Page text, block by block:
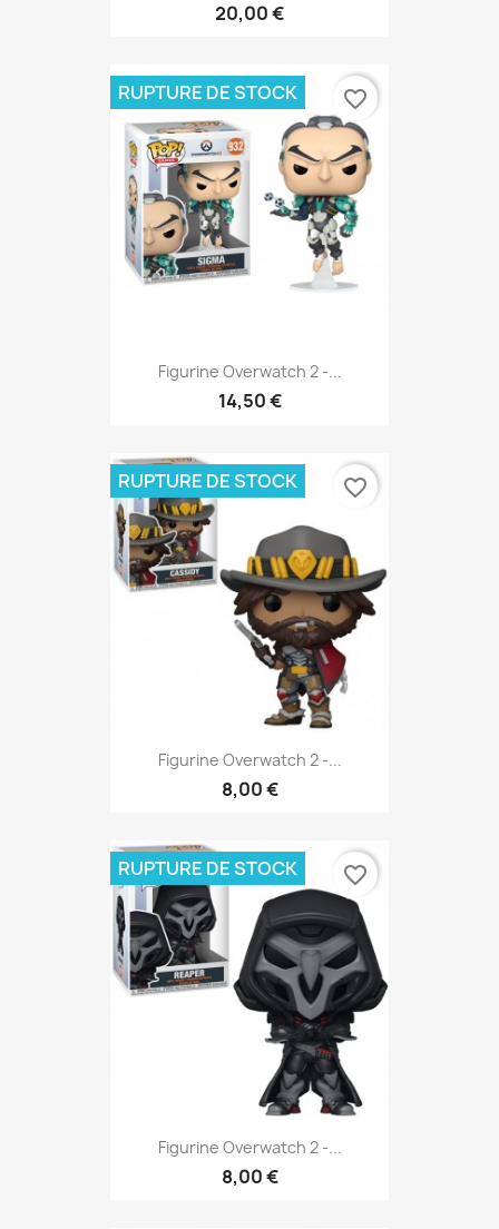
20,00 €
Figurine Overwatch 2 -...
14,50 €
RUPTURE DE STOCK favorite_border
Figurine Overwatch 2 -...
8,00 €
RUPTURE DE STOCK favorite_border
Figurine Overwatch 2 -...
8,00 €
RUPTURE DE STOCK favorite_border